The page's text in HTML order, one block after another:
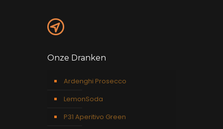
Onze Dranken
Ardenghi Prosecco
LemonSoda
P31 Aperitivo Green